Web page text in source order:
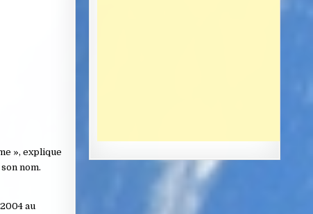
», explique
nom.
au